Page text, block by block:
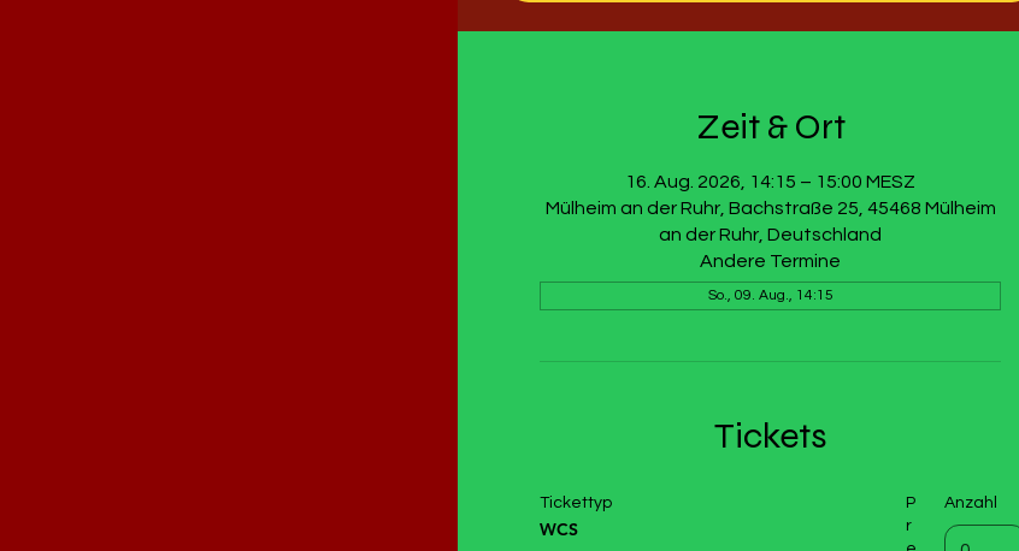
Zeit & Ort
16. Aug. 2026, 14:15 – 15:00 MESZ
Mülheim an der Ruhr, Bachstraße 25, 45468 Mülheim
an der Ruhr, Deutschland
Andere Termine
So., 09. Aug., 14:15
Tickets
Tickettyp
WCS
P
r
Anzahl